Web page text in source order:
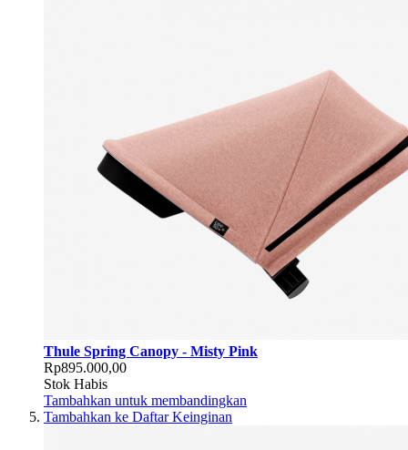
Thule Spring Canopy - Misty Pink
Rp895.000,00
Stok Habis
Tambahkan untuk membandingkan
Tambahkan ke Daftar Keinginan